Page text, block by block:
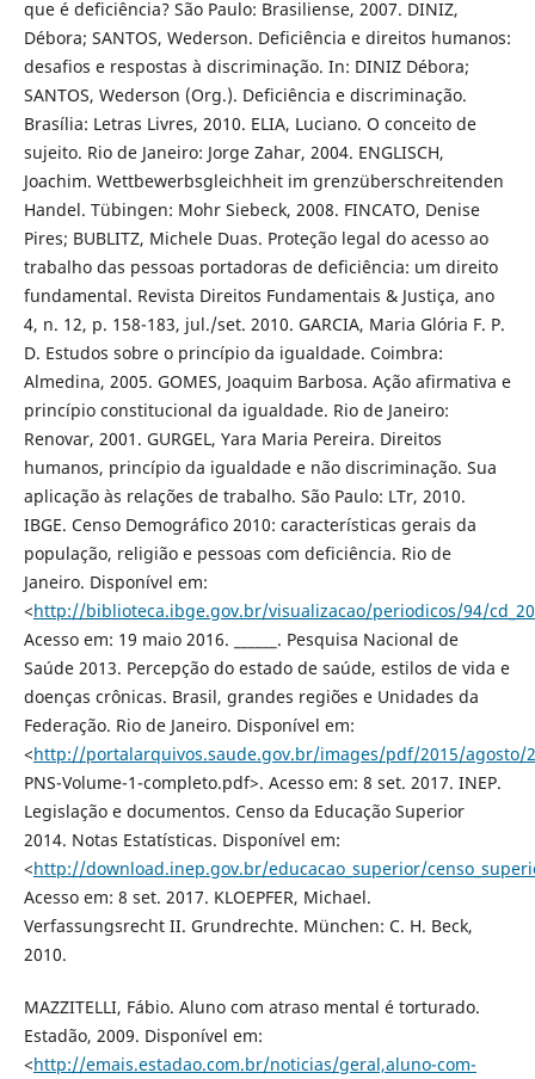
que é deficiência? São Paulo: Brasiliense, 2007. DINIZ,
Débora; SANTOS, Wederson. Deficiência e direitos humanos:
desafios e respostas à discriminação. In: DINIZ Débora;
SANTOS, Wederson (Org.). Deficiência e discriminação.
Brasília: Letras Livres, 2010. ELIA, Luciano. O conceito de
sujeito. Rio de Janeiro: Jorge Zahar, 2004. ENGLISCH,
Joachim. Wettbewerbsgleichheit im grenzüberschreitenden
Handel. Tübingen: Mohr Siebeck, 2008. FINCATO, Denise
Pires; BUBLITZ, Michele Duas. Proteção legal do acesso ao
trabalho das pessoas portadoras de deficiência: um direito
fundamental. Revista Direitos Fundamentais & Justiça, ano
4, n. 12, p. 158-183, jul./set. 2010. GARCIA, Maria Glória F. P.
D. Estudos sobre o princípio da igualdade. Coimbra:
Almedina, 2005. GOMES, Joaquim Barbosa. Ação afirmativa e
princípio constitucional da igualdade. Rio de Janeiro:
Renovar, 2001. GURGEL, Yara Maria Pereira. Direitos
humanos, princípio da igualdade e não discriminação. Sua
aplicação às relações de trabalho. São Paulo: LTr, 2010.
IBGE. Censo Demográfico 2010: características gerais da
população, religião e pessoas com deficiência. Rio de
Janeiro. Disponível em:
<http://biblioteca.ibge.gov.br/visualizacao/periodicos/94/
Acesso em: 19 maio 2016. ______. Pesquisa Nacional de
Saúde 2013. Percepção do estado de saúde, estilos de vida e
doenças crônicas. Brasil, grandes regiões e Unidades da
Federação. Rio de Janeiro. Disponível em:
<http://portalarquivos.saude.gov.br/images/pdf/2015/agosto/
PNS-Volume-1-completo.pdf>. Acesso em: 8 set. 2017. INEP.
Legislação e documentos. Censo da Educação Superior
2014. Notas Estatísticas. Disponível em:
<http://download.inep.gov.br/educacao_superior/
Acesso em: 8 set. 2017. KLOEPFER, Michael.
Verfassungsrecht II. Grundrechte. München: C. H. Beck,
2010.
MAZZITELLI, Fábio. Aluno com atraso mental é torturado.
Estadão, 2009. Disponível em:
<http://emais.estadao.com.br/noticias/geral,aluno-com-